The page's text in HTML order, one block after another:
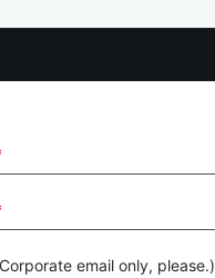
email only, please.)